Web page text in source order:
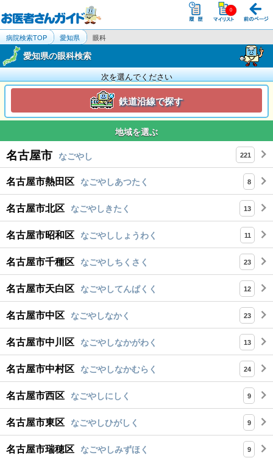
病院検索TOP 愛知県 眼科
愛知県の眼科検索
次を選んでください
鉄道沿線で探す
地域を選ぶ
名古屋市 なごやし 221
名古屋市熱田区 なごやしあつたく 8
名古屋市北区 なごやしきたく 13
名古屋市昭和区 なごやししょうわく 11
名古屋市千種区 なごやしちくさく 23
名古屋市天白区 なごやしてんぱくく 12
名古屋市中区 なごやしなかく 23
名古屋市中川区 なごやしなかがわく 13
名古屋市中村区 なごやしなかむらく 24
名古屋市西区 なごやしにしく 9
名古屋市東区 なごやしひがしく 9
名古屋市瑞穂区 なごやしみずほく 9